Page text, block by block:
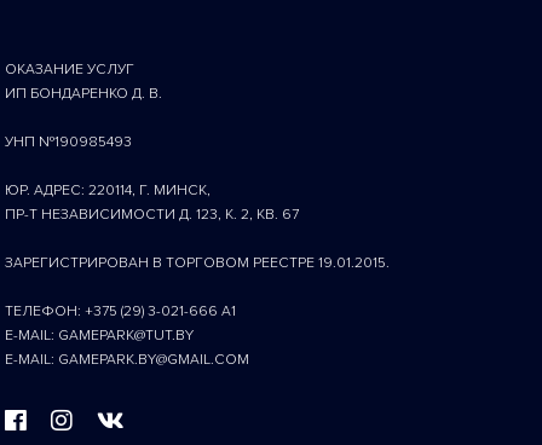
ОКАЗАНИЕ УСЛУГ
ИП БОНДАРЕНКО Д. В.
УНП №190985493
ЮР. АДРЕС: 220114, Г. МИНСК,
ПР-Т НЕЗАВИСИМОСТИ Д. 123, К. 2, КВ. 67
ЗАРЕГИСТРИРОВАН В ТОРГОВОМ РЕЕСТРЕ 19.01.2015.
ТЕЛЕФОН: +375 (29) 3-021-666 A1
E-MAIL: GAMEPARK@TUT.BY
E-MAIL: GAMEPARK.BY@GMAIL.COM